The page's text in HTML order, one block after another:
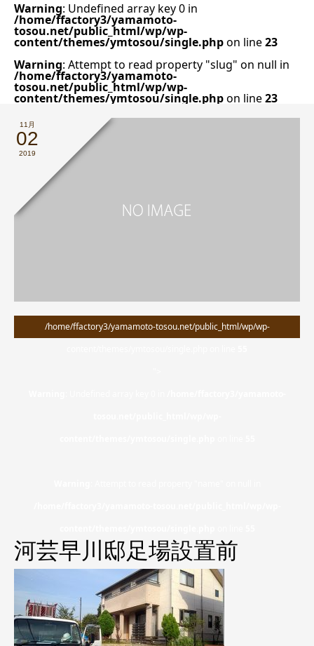
Warning: Undefined array key 0 in
/home/ffactory3/yamamoto-
tosou.net/public_html/wp/wp-
content/themes/ymtosou/single.phpon line23
Warning: Attempt to read property "slug" on null in
/home/ffactory3/yamamoto-
tosou.net/public_html/wp/wp-
content/themes/ymtosou/single.phpon line23
11月
02
2019
/home/ffactory3/yamamoto-tosou.net/public_html/wp/wp-
河芸早川邸足場設置前